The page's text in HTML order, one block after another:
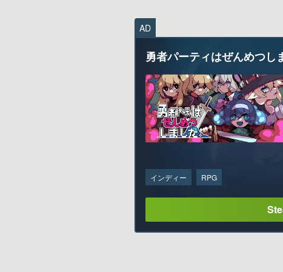
AD
勇者パーティはぜんめつし
インディー RPG